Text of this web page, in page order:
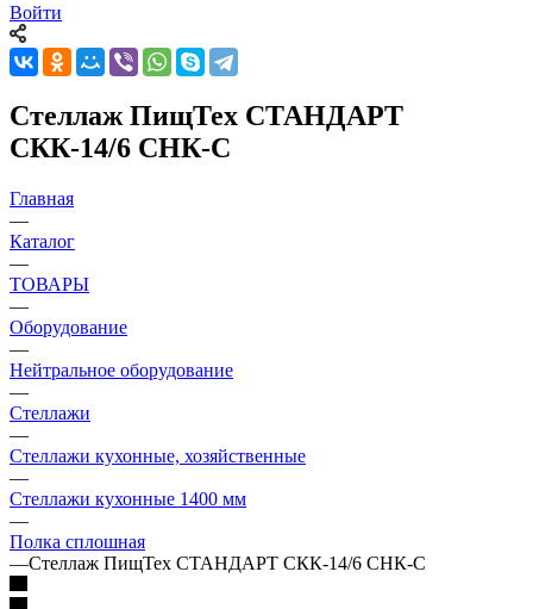
Войти
Стеллаж ПищТех СТАНДАРТ
СКК-14/6 СНК-С
Главная
—
Каталог
—
ТОВАРЫ
—
Оборудование
—
Нейтральное оборудование
—
Стеллажи
—
Стеллажи кухонные, хозяйственные
—
Стеллажи кухонные 1400 мм
—
Полка сплошная
—Стеллаж ПищТех СТАНДАРТ СКК-14/6 СНК-С